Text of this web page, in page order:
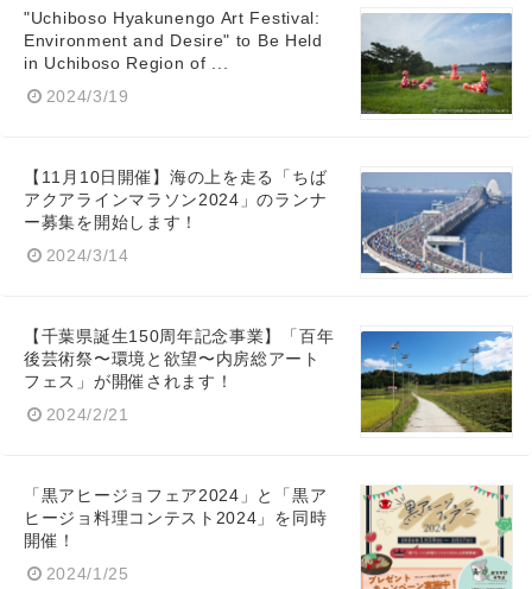
"Uchiboso Hyakunengo Art Festival:
Environment and Desire" to Be Held
in Uchiboso Region of ...
2024/3/19
【11月10日開催】海の上を走る「ちば
アクアラインマラソン2024」のランナ
ー募集を開始します！
2024/3/14
【千葉県誕生150周年記念事業】「百年
後芸術祭〜環境と欲望〜内房総アート
フェス」が開催されます！
2024/2/21
「黒アヒージョフェア2024」と「黒ア
ヒージョ料理コンテスト2024」を同時
開催！
2024/1/25